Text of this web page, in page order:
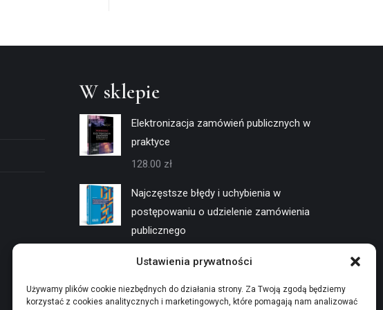
Ustawienia prywatności
Używamy plików cookie niezbędnych do działania strony. Za Twoją zgodą będziemy
korzystać z cookies analitycznych i marketingowych, które pomagają nam analizować
W sklepie
Elektronizacja zamówień publicznych w
praktyce
128.00 zł
Najczęstsze błędy i uchybienia w
postępowaniu o udzielenie zamówienia
publicznego
128.00 zł